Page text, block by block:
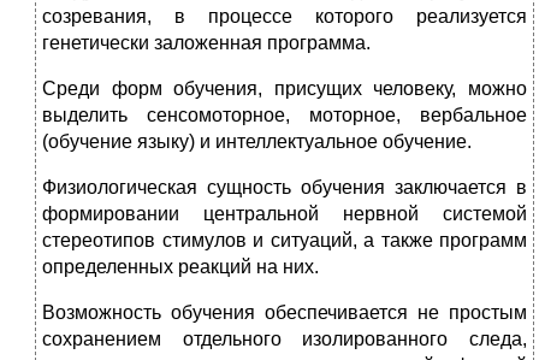
созревания, в процессе которого реализуется
генетически заложенная программа.
Среди форм обучения, присущих человеку, можно
выделить сенсомоторное, моторное, вербальное
(обучение языку) и интеллектуальное обучение.
Физиологическая сущность обучения заключается в
формировании центральной нервной системой
стереотипов стимулов и ситуаций, а также программ
определенных реакций на них.
Возможность обучения обеспечивается не простым
сохранением отдельного изолированного следа,